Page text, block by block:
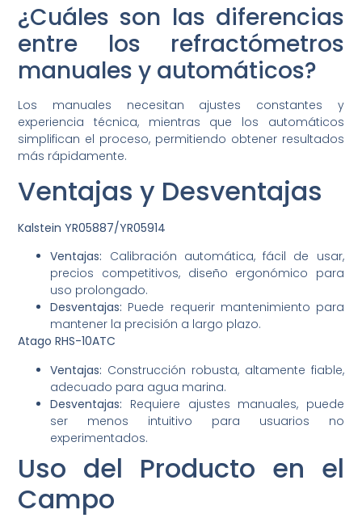
¿Cuáles son las diferencias
entre los refractómetros
manuales y automáticos?
Los manuales necesitan ajustes constantes y
experiencia técnica, mientras que los automáticos
simplifican el proceso, permitiendo obtener resultados
más rápidamente.
Ventajas y Desventajas
Kalstein YR05887/YR05914
Ventajas: Calibración automática, fácil de usar,
precios competitivos, diseño ergonómico para
uso prolongado.
Desventajas: Puede requerir mantenimiento para
mantener la precisión a largo plazo.
Atago RHS-10ATC
Ventajas: Construcción robusta, altamente fiable,
adecuado para agua marina.
Desventajas: Requiere ajustes manuales, puede
ser menos intuitivo para usuarios no
experimentados.
Uso del Producto en el
Campo